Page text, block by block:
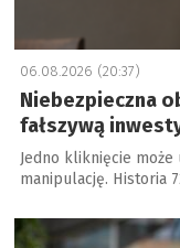
06.08.2026 (20:37)
Niebezpieczna
fałszywą
Jedno kliknięcie
manipulację. Historia
a